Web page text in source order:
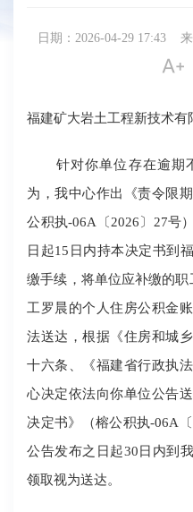
日期：2026-04-29 17:43

福建矿大岩土工程新技术有
针对你单位存在逾期
为，我中心作出《责令限
公积执-06A〔2026〕27号
日起15日内持本决定书到
缴手续，将单位应补缴的职
工罗晨的个人住房公积金
法送达，根据《住房和城
十六条、《福建省行政执
心决定依法向你单位公告
决定书》（榕公积执-06A
公告发布之日起30日内到
领取视为送达。